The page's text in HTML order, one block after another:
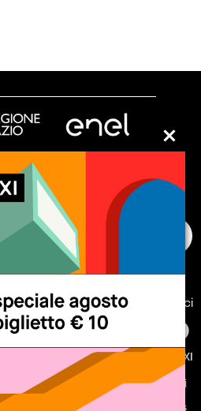
seguici
© 2002 - 2026 Fondazione MAXXI
lavora con noi tirocini
note legali
privacy
cookies credits